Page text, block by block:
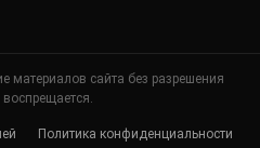
материалов сайта без разрешения
Политика конфиденциальности